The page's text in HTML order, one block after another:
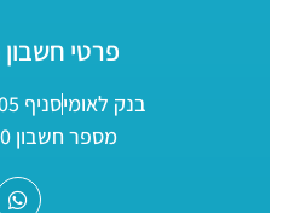
פרטי
בנק לאומיסניף 905
מספר חשבון 161800/80